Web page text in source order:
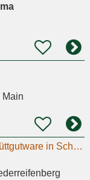
Verpacker (m/w/d) von Schüttgutware in Schmitten gesucht-Minijob